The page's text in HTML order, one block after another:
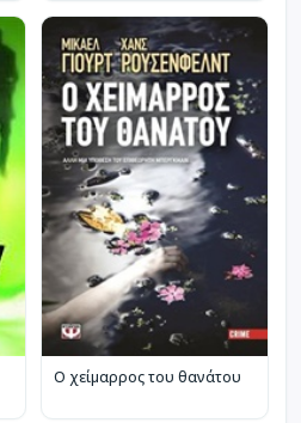
Ο χείμαρρος του θανάτου